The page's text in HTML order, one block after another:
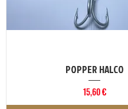
POPPER HALCO
Precio
15,60 €